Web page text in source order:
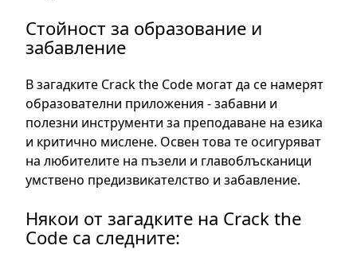
Стойност за образование и
забавление
В загадките Crack the Code могат да се намерят
образователни приложения - забавни и
полезни инструменти за преподаване на езика
и критично мислене. Освен това те осигуряват
на любителите на пъзели и главоблъсканици
умствено предизвикателство и забавление.
Някои от загадките на Crack the
Code са следните: